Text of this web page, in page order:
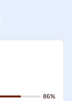
86%